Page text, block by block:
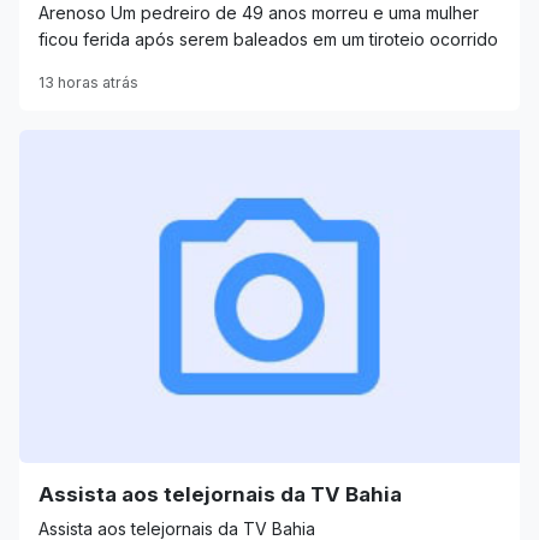
Arenoso Um pedreiro de 49 anos morreu e uma mulher
ficou ferida após serem baleados em um tiroteio ocorrido
13 horas atrás
Assista aos telejornais da TV Bahia
Assista aos telejornais da TV Bahia